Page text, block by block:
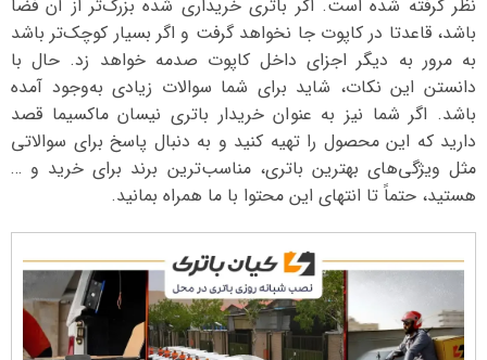
نظر گرفته شده است. اگر باتری خریداری شده بزرگ‌تر از آن فضا
باشد، قاعدتا در کاپوت جا نخواهد گرفت و اگر بسیار کوچک‌تر باشد
به مرور به دیگر اجزای داخل کاپوت صدمه خواهد زد. حال با
دانستن این نکات، شاید برای شما سوالات زیادی به‌وجود آمده
باشد. اگر شما نیز به عنوان خریدار باتری نیسان ماکسیما قصد
دارید که این محصول را تهیه کنید و به دنبال پاسخ برای سوالاتی
مثل ویژگی‌های بهترین باتری، مناسب‌ترین برند برای خرید و …
هستید، حتماً تا انتهای این محتوا با ما همراه بمانید.
ویدیو